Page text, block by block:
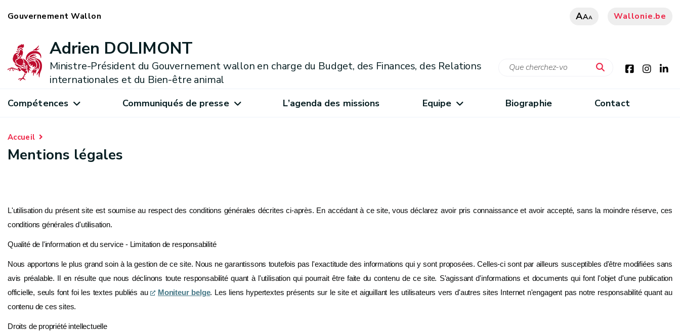
Gouvernement Wallon AAA Wallonie.be
Adrien DOLIMONT
Ministre-Président du Gouvernement wallon en charge du Budget, des Finances, des Relations
internationales et du Bien-être animal
Compétences Communiqués de presse L’agenda des missions Equipe Biographie Contact
Accueil
Mentions légales
L'utilisation du présent site est soumise au respect des conditions générales décrites ci-après. En accédant à ce site, vous déclarez avoir pris connaissance et avoir accepté, sans la moindre réserve, ces
conditions générales d'utilisation.
Qualité de l'information et du service - Limitation de responsabilité
Nous apportons le plus grand soin à la gestion de ce site. Nous ne garantissons toutefois pas l'exactitude des informations qui y sont proposées. Celles-ci sont par ailleurs susceptibles d'être modifiées sans
avis préalable. Il en résulte que nous déclinons toute responsabilité quant à l'utilisation qui pourrait être faite du contenu de ce site. S'agissant d'informations et documents qui font l'objet d'une publication
officielle, seuls font foi les textes publiés au
Moniteur belge. Les liens hypertextes présents sur le site et aiguillant les utilisateurs vers d'autres sites Internet n'engagent pas notre responsabilité quant au
contenu de ces sites.
Droits de propriété intellectuelle